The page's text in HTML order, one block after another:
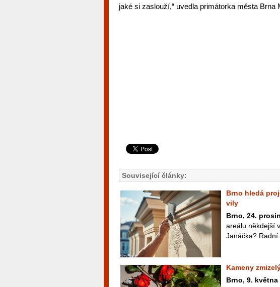
jaké si zaslouží,“ uvedla primátorka města Brna
Související články:
Brno hledá
vily
Brno, 24.
areálu někdejší
Janáčka? Radní
Kameny
Brno, 9. května